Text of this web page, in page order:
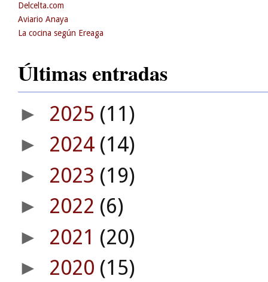
Delcelta.com
Aviario Anaya
La cocina según Ereaga
Últimas entradas
► 2025 (11)
► 2024 (14)
► 2023 (19)
► 2022 (6)
► 2021 (20)
► 2020 (15)